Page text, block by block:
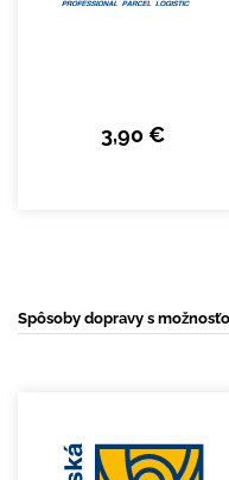
3,90 €
Spôsoby dopravy s